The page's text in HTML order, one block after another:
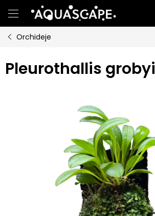
na
obsah
Orchideje
Pleurothallis grobyi